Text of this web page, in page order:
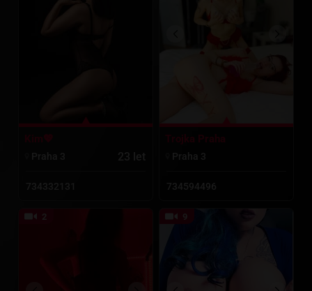
Trojka Praha
Praha 3
734594496
2 9